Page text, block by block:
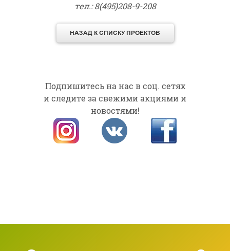
тел.: 8(495)208-9-208
Подпишитесь на нас в соц. сетях
и следите за свежими акциями и
новостями!